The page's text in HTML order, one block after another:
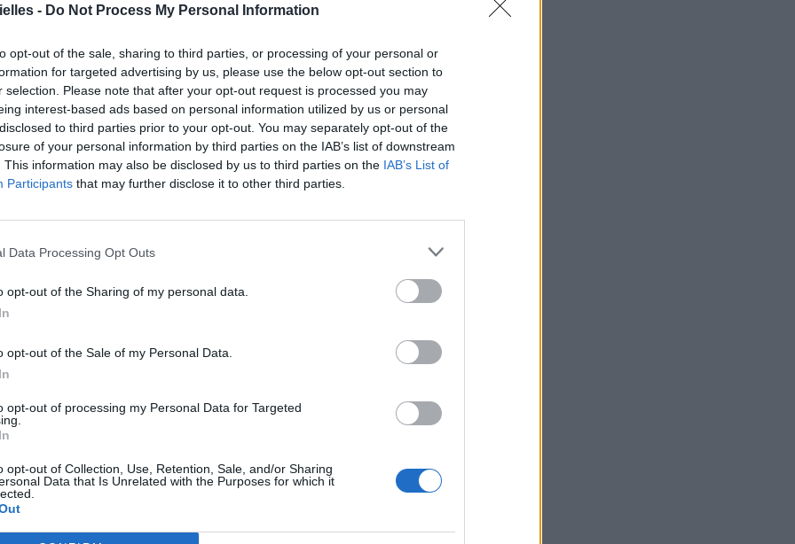
- Do Not Process My Personal Information
opt-out of the sale, sharing to third parties, or processing of your personal or
for targeted advertising by us, please use the below opt-out section to
selection. Please note that after your opt-out request is processed you may
interest-based ads based on personal information utilized by us or personal
to third parties prior to your opt-out. You may separately opt-out of the
of your personal information by third parties on the IAB’s list of downstream
This information may also be disclosed by us to third parties on the IAB’s List of
Participants that may further disclose it to other third parties.
Data Processing Opt Outs
opt-out of the Sharing of my personal data.
opt-out of the Sale of my Personal Data.
opt-out of processing my Personal Data for Targeted
opt-out of Collection, Use, Retention, Sale, and/or Sharing
Data that Is Unrelated with the Purposes for which it
lui a fait 2 bébés craquants. N’empêche, on se
case « chirurgie du nez », elle n’aurait peut-être
à ça, hein… Un petit coup de bistouri par-ci, un
! Mais on t’a vue avec tes couettes, Scarlett…
Image suivante
6,7